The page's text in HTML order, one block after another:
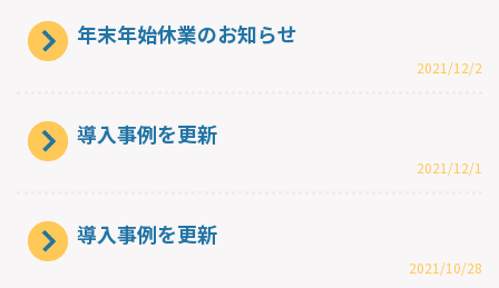
年末年始休業のお知らせ
2021/12/2
導入事例を更新
2021/12/1
導入事例を更新
2021/10/28